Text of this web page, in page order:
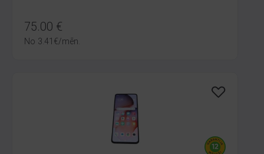
75.00 €
No 3.41 €/mēn.